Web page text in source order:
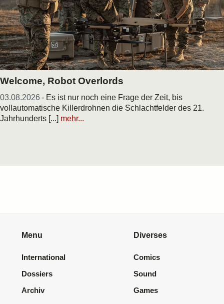
Welcome, Robot Overlords
03.08.2026 - Es ist nur noch eine Frage der Zeit, bis
vollautomatische Killerdrohnen die Schlachtfelder des 21.
Jahrhunderts [...] mehr...
Menu
International
Dossiers
Archiv
Diverses
Comics
Sound
Games